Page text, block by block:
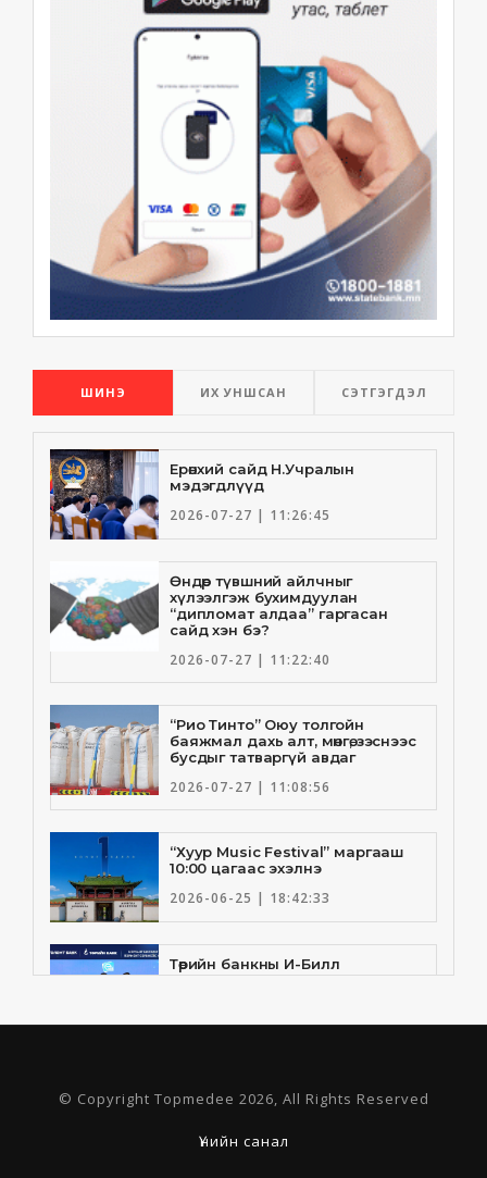
ШИНЭ ИХ УНШСАН СЭТГЭГДЭЛ
Ерөнхий сайд Н.Учралын
мэдэгдлүүд
2026-07-27 | 11:26:45
Өндөр түвшний айлчныг
хүлээлгэж бухимдуулан
“дипломат алдаа” гаргасан
сайд хэн бэ?
2026-07-27 | 11:22:40
“Рио Тинто” Оюу толгойн
баяжмал дахь алт, мөнгө, зэснээс
бусдыг татваргүй авдаг
2026-07-27 | 11:08:56
“Хуур Music Festival” маргааш
10:00 цагаас эхэлнэ
2026-06-25 | 18:42:33
Төрийн банкны И-Билл
үйлчилгээнд Голомт банк
2026-06-25 | 9:33:55
Төрийн банк, Санхүү Эдийн
Засгийн Их Сургууль хамтын
шинэчлэн байгууллаа
© Copyright Topmedee 2026, All Rights Reserved
Үнийн санал